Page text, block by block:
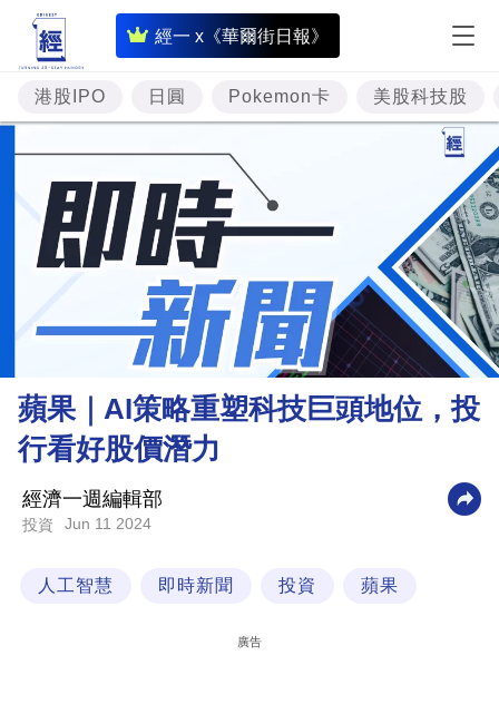
經一 x《華爾街日報》
即
時
財
經
專
題
投
資
樓
市
財
商
業
科
港股IPO 日圓 Pokemon卡 美股科技股
蘋果｜AI策略重塑科技巨頭地位，投
行看好股價潛力
經濟一週編輯部
投資 Jun 11 2024
人工智慧 即時新聞 投資 蘋果
廣告